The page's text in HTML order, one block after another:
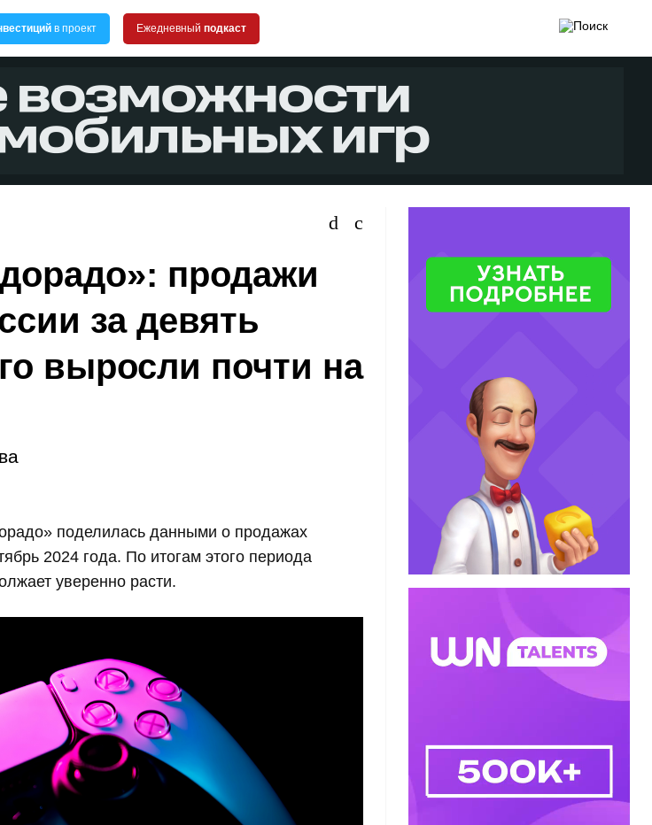
в проект Ежедневный подкаст
продажи
за девять
выросли почти на
поделилась данными о продажах
2024 года. По итогам этого периода
уверенно расти.